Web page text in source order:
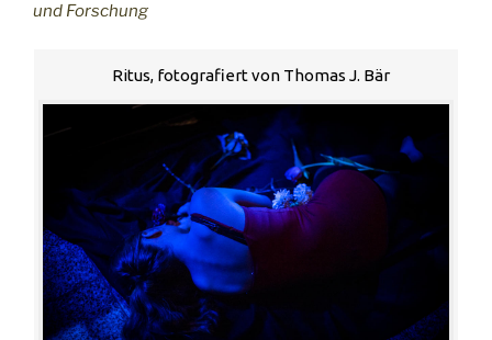
und Forschung
Ritus, fotografiert von Thomas J. Bär